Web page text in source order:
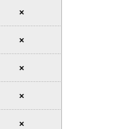
×
×
×
×
×